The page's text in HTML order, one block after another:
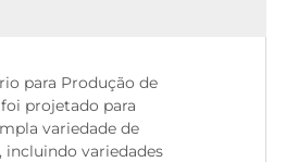
para Produção de
projetado para
variedade de
incluindo variedades